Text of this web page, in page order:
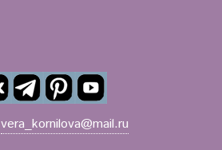
vera_kornilova@mail.ru